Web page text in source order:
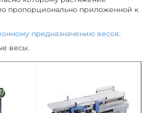
пропорционально приложенной к
предназначению весов:
весы.